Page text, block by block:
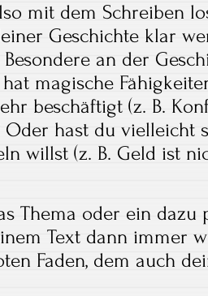
mit dem Schreiben
Geschichte klar
Besondere an der
magische
beschäftigt (z. B.
Oder hast du vielleicht
willst (z. B. Geld ist
Thema oder ein dazu
Text dann immer
Faden, dem auch